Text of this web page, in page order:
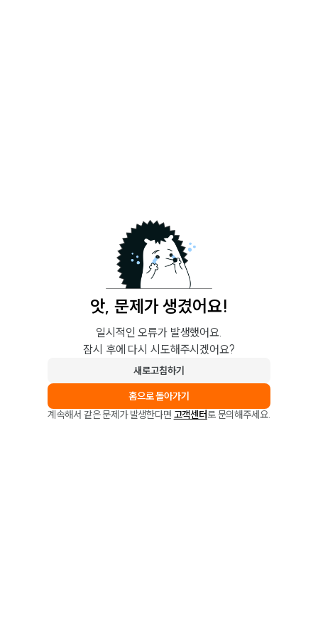
앗, 문제가 생겼어요!
일시적인 오류가 발생했어요.
잠시 후에 다시 시도해주시겠어요?
새로고침하기
홈으로 돌아가기
계속해서 같은 문제가 발생한다면 고객센터로 문의해주세요.